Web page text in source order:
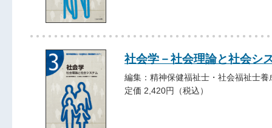
社会学－社会理論と社
編集：精神保健福祉士・社会福祉士
定価 2,420円（税込）